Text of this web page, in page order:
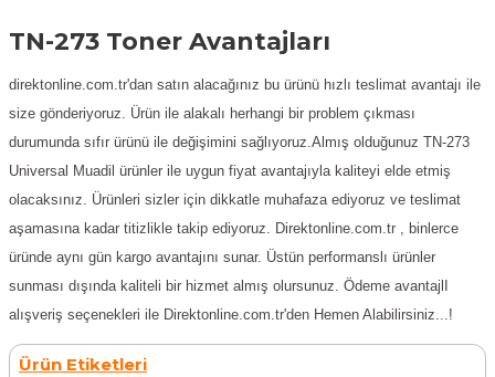
TN-273 Toner Avantajları
direktonline.com.tr'dan satın alacağınız bu ürünü hızlı teslimat avantajı ile
size gönderiyoruz. Ürün ile alakalı herhangi bir problem çıkması
durumunda sıfır ürünü ile değişimini sağlıyoruz.Almış olduğunuz TN-273
Universal Muadil ürünler ile uygun fiyat avantajıyla kaliteyi elde etmiş
olacaksınız. Ürünleri sizler için dikkatle muhafaza ediyoruz ve teslimat
aşamasına kadar titizlikle takip ediyoruz. Direktonline.com.tr , binlerce
üründe aynı gün kargo avantajını sunar. Üstün performanslı ürünler
sunması dışında kaliteli bir hizmet almış olursunuz. Ödeme avantajlI
alışveriş seçenekleri ile Direktonline.com.tr'den Hemen Alabilirsiniz...!
Ürün Etiketleri